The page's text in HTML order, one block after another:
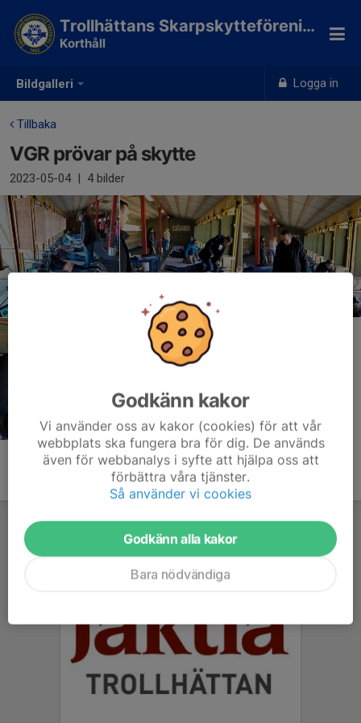
Bildgalleri Logga in
Trollhättans Skarpskytteförening
Korthåll
Tillbaka
VGR prövar på skytte
2023-05-04 | 4 bilder
Godkänn kakor
Vi använder oss av kakor (cookies) för att vår
webbplats ska fungera bra för dig. De används
även för webbanalys i syfte att hjälpa oss att
förbättra våra tjänster.
Så använder vi cookies
Godkänn alla kakor
Bara nödvändiga